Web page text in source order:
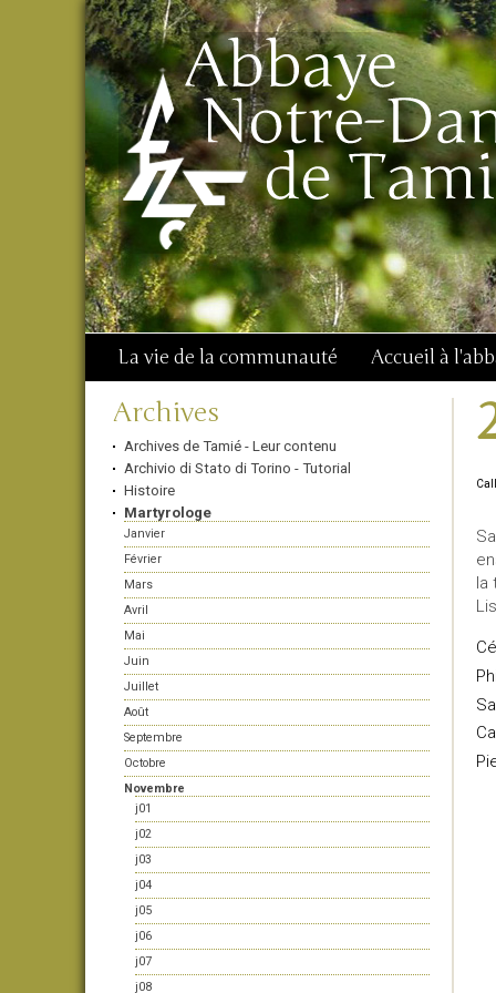
Aller
au
contenu.
|
Aller
à
navigation
Outils
personnels
Chercher par
Recherche
avancée…
La vie de la communauté Accueil à
Navigation
Archives
Archives de Tamié - Leur contenu
Archivio di Stato di Torino - Tutorial
Histoire
Martyrologe
Janvier
Février
Mars
Avril
Mai
Juin
Juillet
Août
Septembre
Octobre
Novembre
j01
j02
j03
j04
j05
j06
j07
j08
la